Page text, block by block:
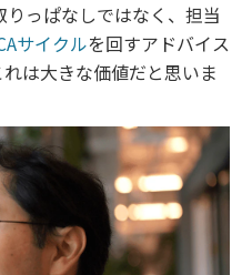
っぱなしではなく、担当
サイクルを回すアドバイス
は大きな価値だと思いま